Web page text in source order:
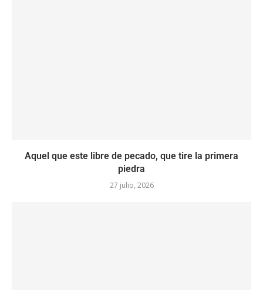
Aquel que este libre de pecado, que tire la primera
piedra
27 julio, 2026